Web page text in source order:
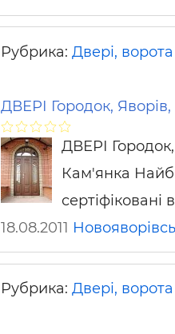
Рубрика: Двері, ворота
ДВЕРІ Городок,
ДВЕРІ
Кам'янка
18.08.2011
Рубрика: Двері, ворота